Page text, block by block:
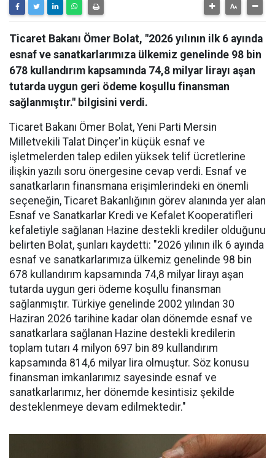
Ticaret Bakanı Ömer Bolat, "2026 yılının ilk 6 ayında
esnaf ve sanatkarlarımıza ülkemiz genelinde 98 bin
678 kullandırım kapsamında 74,8 milyar lirayı aşan
tutarda uygun geri ödeme koşullu finansman
sağlanmıştır." bilgisini verdi.
Ticaret Bakanı Ömer Bolat, Yeni Parti Mersin
Milletvekili Talat Dinçer'in küçük esnaf ve
işletmelerden talep edilen yüksek telif ücretlerine
ilişkin yazılı soru önergesine cevap verdi. Esnaf ve
sanatkarların finansmana erişimlerindeki en önemli
seçeneğin, Ticaret Bakanlığının görev alanında yer alan
Esnaf ve Sanatkarlar Kredi ve Kefalet Kooperatifleri
kefaletiyle sağlanan Hazine destekli krediler olduğunu
belirten Bolat, şunları kaydetti: "2026 yılının ilk 6 ayında
esnaf ve sanatkarlarımıza ülkemiz genelinde 98 bin
678 kullandırım kapsamında 74,8 milyar lirayı aşan
tutarda uygun geri ödeme koşullu finansman
sağlanmıştır. Türkiye genelinde 2002 yılından 30
Haziran 2026 tarihine kadar olan dönemde esnaf ve
sanatkarlara sağlanan Hazine destekli kredilerin
toplam tutarı 4 milyon 697 bin 89 kullandırım
kapsamında 814,6 milyar lira olmuştur. Söz konusu
finansman imkanlarımız sayesinde esnaf ve
sanatkarlarımız, her dönemde kesintisiz şekilde
desteklenmeye devam edilmektedir."